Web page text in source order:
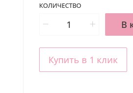
КОЛИЧЕСТВО
В
Купить в 1 клик